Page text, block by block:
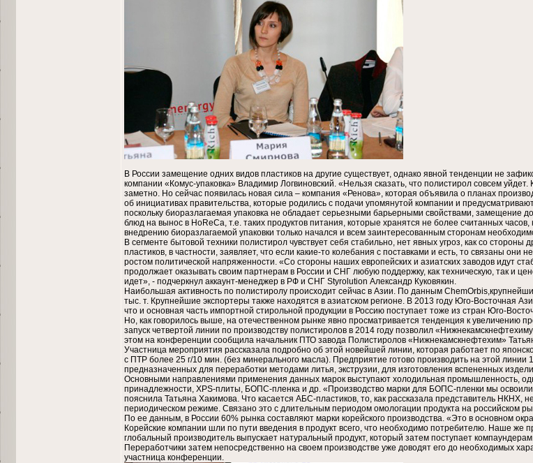
В России замещение одних видов пластиков на другие существует, однако явной тенденции не
компании «Комус-упаковка» Владимир Логвиновский. «Нельзя сказать, что полистирол совсем
заметно. Но сейчас появилась новая сила – компания «Ренова», которая объявила о планах
об инициативах правительства, которые родились с подачи упомянутой компании и
поскольку биоразлагаемая упаковка не обладает серьезными барьерными свойствами, замещение
блюд на вынос в HoReCa, т.е. таких продуктов питания, которые хранятся не более считанных
внедрению биоразлагаемой упаковки только начался и всем заинтересованным сторонам
В сегменте бытовой техники полистирол чувствует себя стабильно, нет явных угроз, как со
пластиков, в частности, заявляет, что если какие-то колебания с поставками и есть, то связаны
ростом политической напряженности. «Со стороны наших европейских и азиатских заводов идут
продолжает оказывать своим партнерам в России и СНГ любую поддержку, как техническую, так и
идет», - подчеркнул аккаунт-менеджер в РФ и СНГ Styrolution Александр Куковякин.
Наибольшая активность по полистиролу происходит сейчас в Азии. По данным
тыс. т. Крупнейшие экспортеры также находятся в азиатском регионе. В 2013 году Юго-Восточная
что и основная часть импортной стирольной продукции в Россию поступает тоже из стран Юго-
Но, как говорилось выше, на отечественном рынке явно просматривается тенденция к
запуск четвертой линии по производству полистиролов в 2014 году позволил
этом на конференции сообщила начальник ПТО завода Полистиролов «Нижнекамскнефтехим»
Участница мероприятия рассказала подробно об этой новейшей линии, которая работает по
с ПТР более 25 г/10 мин. (без минерального масла). Предприятие готово производить на этой
предназначенных для переработки методами литья, экструзии, для изготовления вспененных
Основными направлениями применения данных марок выступают холодильная промышленность,
принадлежности, XPS-плиты, БОПС-пленка и др. «Производство марки для БОПС-пленки мы освоили
пояснила Татьяна Хакимова. Что касается АБС-пластиков, то, как рассказала представитель
периодическом режиме. Связано это с длительным периодом омологации продукта на российском
По ее данным, в России 60% рынка составляют марки корейского производства. «Это в основном
Корейские компании шли по пути введения в продукт всего, что необходимо потребителю. Наше же
глобальный производитель выпускает натуральный продукт, который затем поступает
Переработчики затем непосредственно на своем производстве уже доводят его до необходимых
участница конференции.